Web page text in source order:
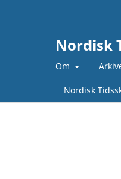
Nordisk
Om
Nordisk